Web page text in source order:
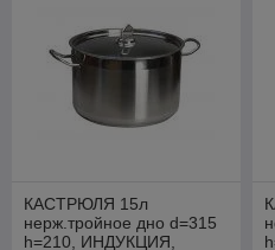
КАСТРЮЛЯ 15л
нерж.тройное дно d=315
h=210, ИНДУКЦИЯ,